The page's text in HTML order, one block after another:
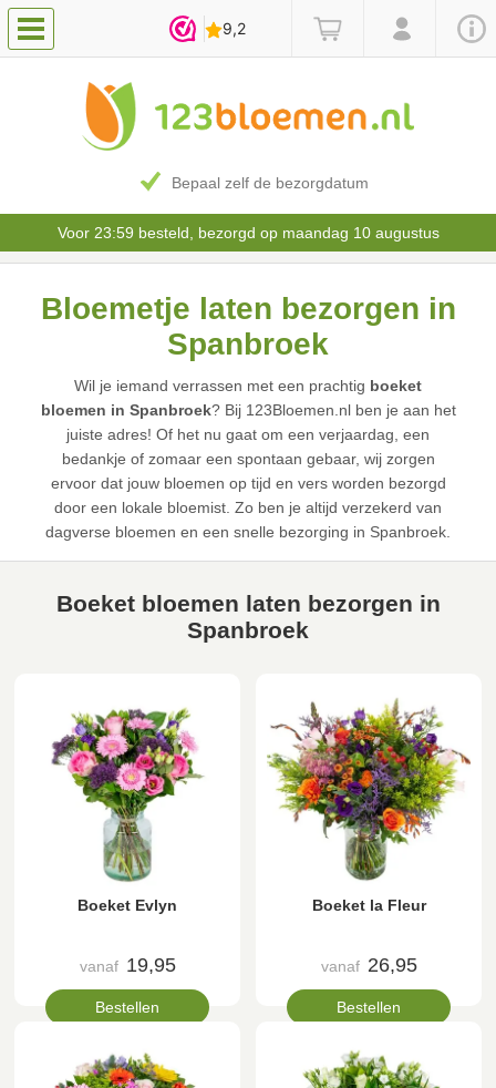
Bepaal zelf de bezorgdatum
Voor 23:59 besteld, bezorgd op maandag 10 augustus
Bloemetje laten bezorgen in
Spanbroek
Wil je iemand verrassen met een prachtig boeket
bloemen in Spanbroek? Bij 123Bloemen.nl ben je aan het
juiste adres! Of het nu gaat om een verjaardag, een
bedankje of zomaar een spontaan gebaar, wij zorgen
ervoor dat jouw bloemen op tijd en vers worden bezorgd
door een lokale bloemist. Zo ben je altijd verzekerd van
dagverse bloemen en een snelle bezorging in Spanbroek.
Boeket bloemen laten bezorgen in
Spanbroek
Boeket Evlyn
vanaf 19,95
Bestellen
Boeket la Fleur
vanaf 26,95
Bestellen